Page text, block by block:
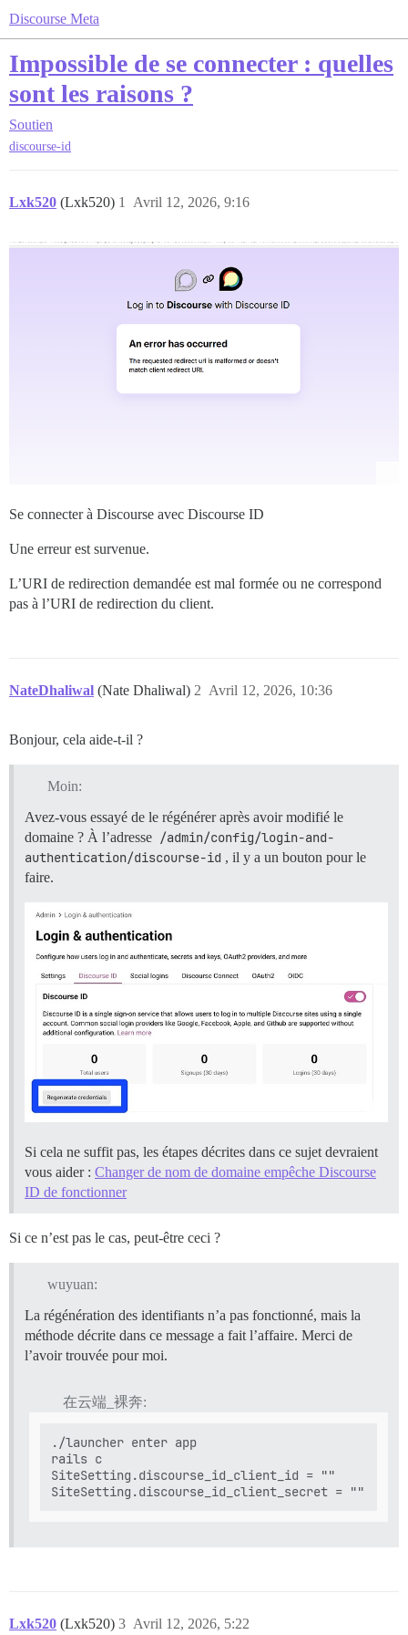
Discourse Meta
Impossible de se connecter : quelles
sont les raisons ?
Soutien
discourse-id
Lxk520 (Lxk520) Avril 12, 2026, 9:16
1
Se connecter à Discourse avec Discourse ID
Une erreur est survenue.
L’URI de redirection demandée est mal formée ou ne correspond
pas à l’URI de redirection du client.
NateDhaliwal (Nate Dhaliwal) Avril 12, 2026, 10:36
2
Bonjour, cela aide-t-il ?
Moin:
Avez-vous essayé de le régénérer après avoir modifié le
domaine ? À l’adresse /admin/config/login-and-
authentication/discourse-id , il y a un bouton pour le
faire.
Si cela ne suffit pas, les étapes décrites dans ce sujet devraient
vous aider : Changer de nom de domaine empêche Discourse
ID de fonctionner
Si ce n’est pas le cas, peut-être ceci ?
wuyuan:
La régénération des identifiants n’a pas fonctionné, mais la
méthode décrite dans ce message a fait l’affaire. Merci de
l’avoir trouvée pour moi.
在云端_裸奔:
./launcher enter app
rails c
SiteSetting.discourse_id_client_id = ""
Lxk520 (Lxk520) Avril 12, 2026, 5:22
3